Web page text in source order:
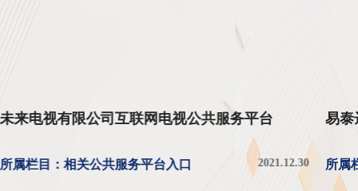
未来电视有限公司互联网电视公共服务平台
所属栏目：相关公共服务平台入口 2021.12.30
易泰
所属